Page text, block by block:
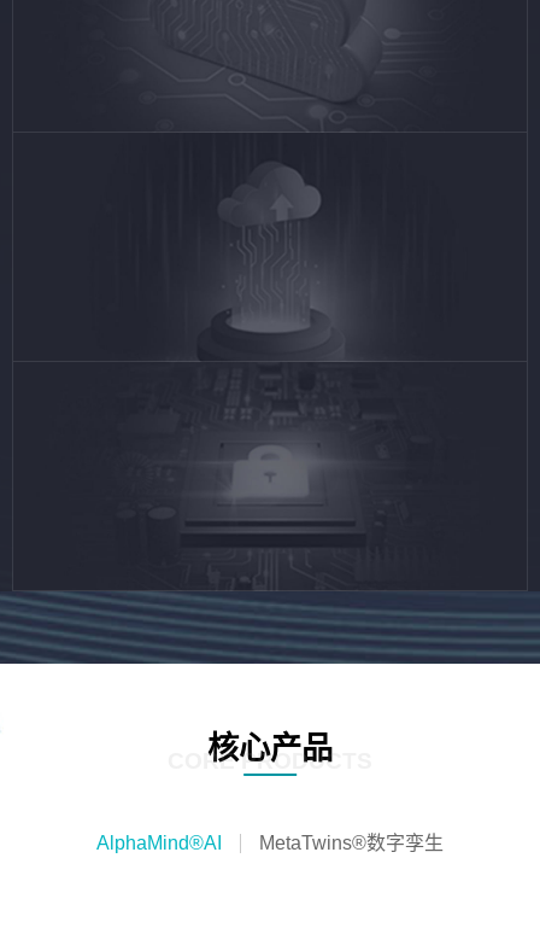
核心产品
CORE PRODUCTS
AlphaMind®AI MetaTwins®数字孪生